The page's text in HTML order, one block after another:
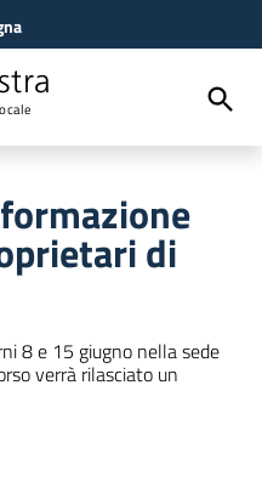
di
8 e 15 giugno nella sede
verrà rilasciato un